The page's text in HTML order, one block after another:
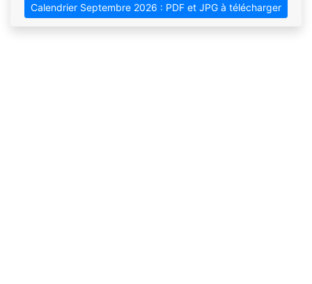
Calendrier Septembre 2026 : PDF et JPG à télécharger